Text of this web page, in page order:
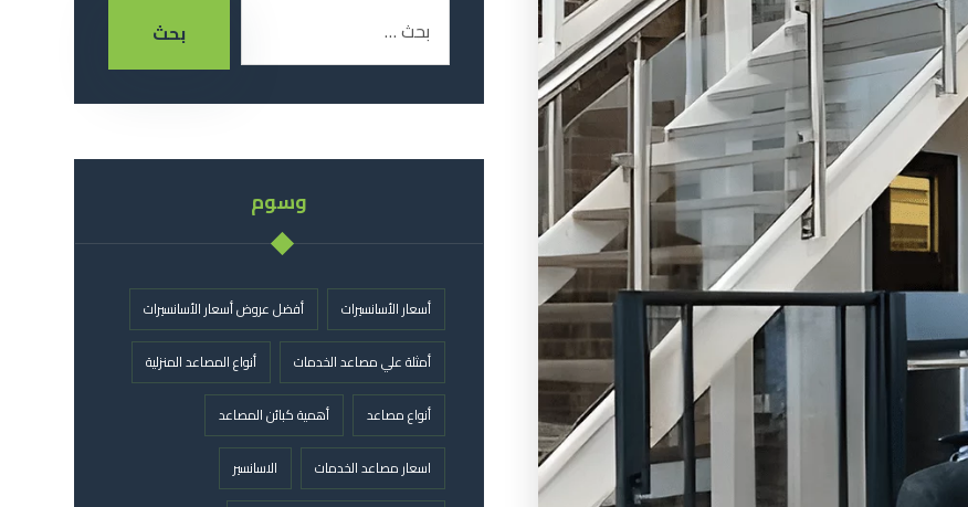
بحث
وسوم
أسعار الأسانسيرات أفضل عروض أسعار الأسانسيرات
أمثلة علي مصاعد الخدمات أنواع المصاعد المنزلية
أنواع مصاعد أهمية كبائن المصاعد
اسعار مصاعد الخدمات الاسانسير